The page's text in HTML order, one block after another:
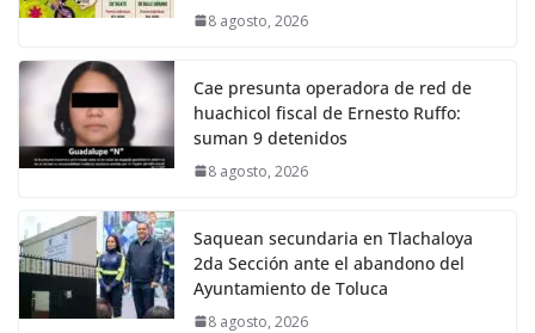
8 agosto, 2026
Cae presunta operadora de red de
huachicol fiscal de Ernesto Ruffo:
suman 9 detenidos
8 agosto, 2026
Saquean secundaria en Tlachaloya
2da Sección ante el abandono del
Ayuntamiento de Toluca
8 agosto, 2026